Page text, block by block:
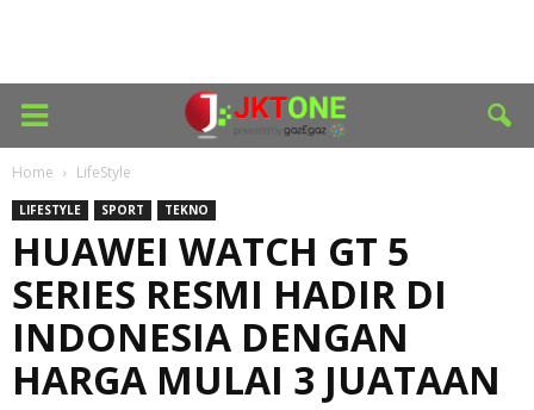
Home LifeStyle
LIFESTYLE SPORT TEKNO
HUAWEI WATCH GT 5
SERIES RESMI HADIR DI
INDONESIA DENGAN
HARGA MULAI 3 JUATAAN